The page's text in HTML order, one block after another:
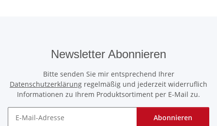
Newsletter Abonnieren
Bitte senden Sie mir entsprechend Ihrer
Datenschutzerklärung regelmäßig und jederzeit widerruflich
Informationen zu Ihrem Produktsortiment per E-Mail zu.
Abonnieren